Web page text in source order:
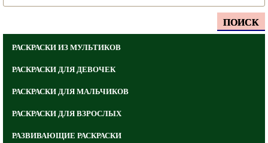
ПОИСК
РАСКРАСКИ ИЗ МУЛЬТИКОВ
РАСКРАСКИ ДЛЯ ДЕВОЧЕК
РАСКРАСКИ ДЛЯ МАЛЬЧИКОВ
РАСКРАСКИ ДЛЯ ВЗРОСЛЫХ
РАЗВИВАЮЩИЕ РАСКРАСКИ